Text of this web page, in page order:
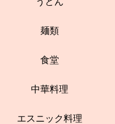
麺類
食堂
中華料理
エスニック料理